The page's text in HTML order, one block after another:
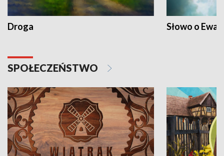
Droga Słowo o
SPOŁECZEŃSTWO